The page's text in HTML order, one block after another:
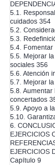
5.1.
cuidados 354
5.2.
5.3.
5.4. Fomentar
5.5. Mejorar
sociales 356
5.6. Atención
5.7. Mejorar
5.8. Aumentar
concertados
5.9. Apoyo a
5.10.
6.
EJERCICIOS
EJERCICIOS
Capítulo 9